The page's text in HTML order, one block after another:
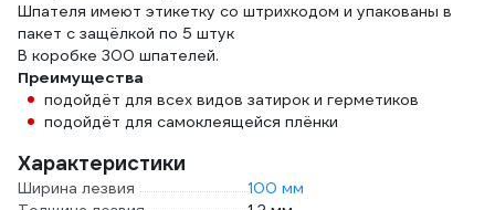
Шпателя имеют этикетку со штрихкодом и упакованы в
пакет с защёлкой по 5 штук
В коробке 300 шпателей.
Преимущества
подойдёт для всех видов затирок и герметиков
подойдёт для самоклеящейся плёнки
Характеристики
Ширина лезвия
100 мм